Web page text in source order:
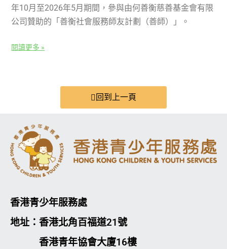
年10月至2026年5月期間，參與由何善衡慈善基金會有限
公司贊助的「善衡社會服務師友計劃（善師）」。
閱讀更多 »
回到上一頁
香港青少年服務處
地址：香港北角百福道21號
香港青年協會大廈16樓